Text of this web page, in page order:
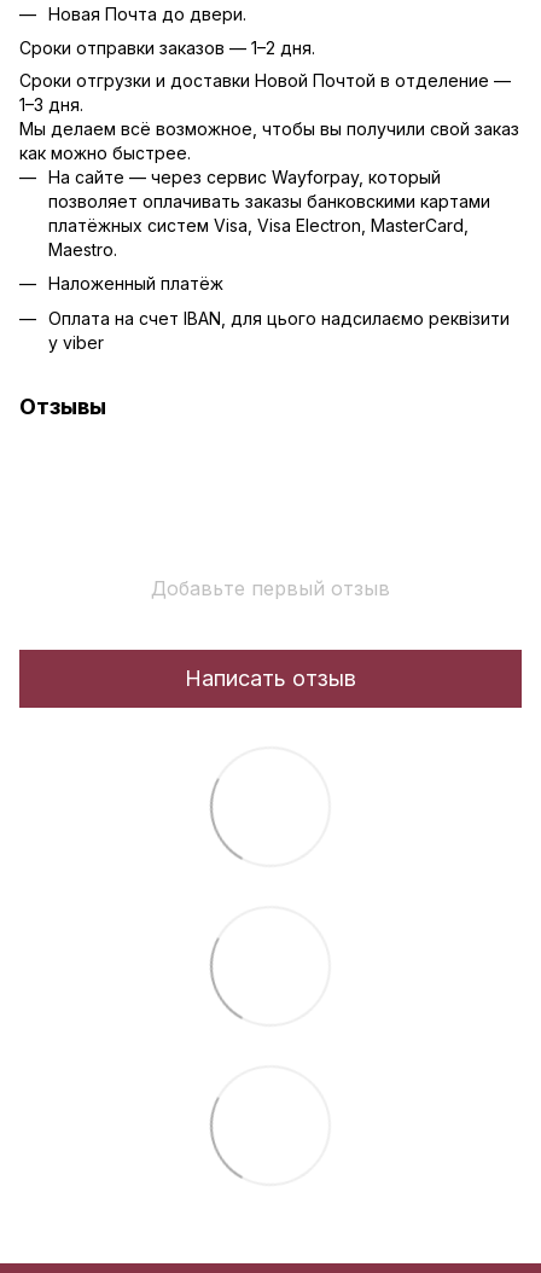
Новая Почта до двери.
Сроки отправки заказов — 1–2 дня.
Сроки отгрузки и доставки Новой Почтой в отделение —
1–3 дня.
Мы делаем всё возможное, чтобы вы получили свой заказ
как можно быстрее.
На сайте — через сервис Wayforpay, который
позволяет оплачивать заказы банковскими картами
платёжных систем Visa, Visa Electron, MasterCard,
Maestro.
Наложенный платёж
Оплата на счет IBAN, для цього надсилаємо реквізити
у viber
Отзывы
Добавьте первый отзыв
Написать отзыв